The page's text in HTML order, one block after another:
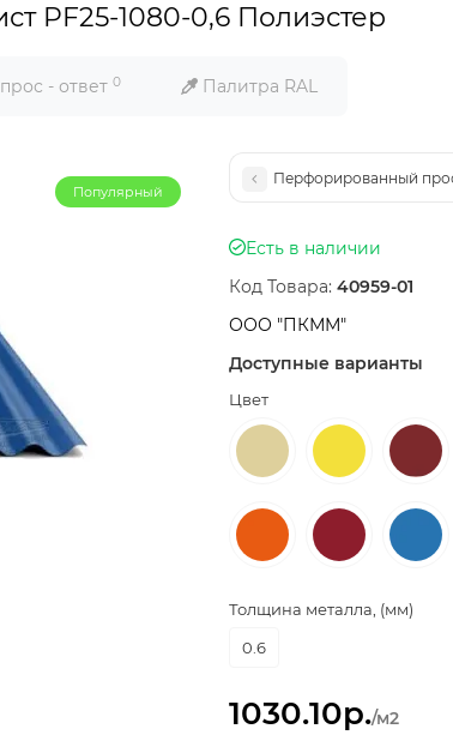
PF25-1080-0,6 Полиэстер
- ответ 0 Палитра RAL
Популярный
Перфорированный
Есть в наличии
Код Товара: 40959-01
ООО "ПКММ"
Доступные варианты
Цвет
Толщина металла, (мм)
0.6
1030.10р./м2